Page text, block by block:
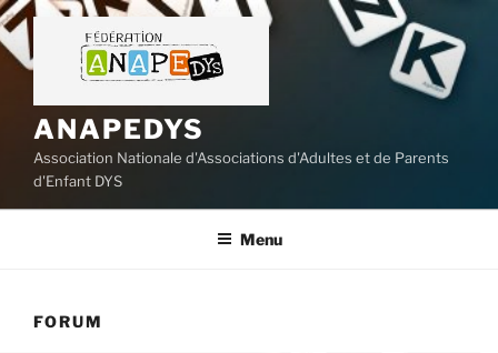
Aller
au
contenu
ANAPEDYS
Association Nationale d'Associations d'Adultes et de Parents
d'Enfant DYS
Menu
FORUM